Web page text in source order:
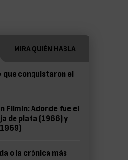
MIRA QUIÉN HABLA
que conquistaron el
Filmin: Adonde fue el
de plata (1966) y
o la crónica más